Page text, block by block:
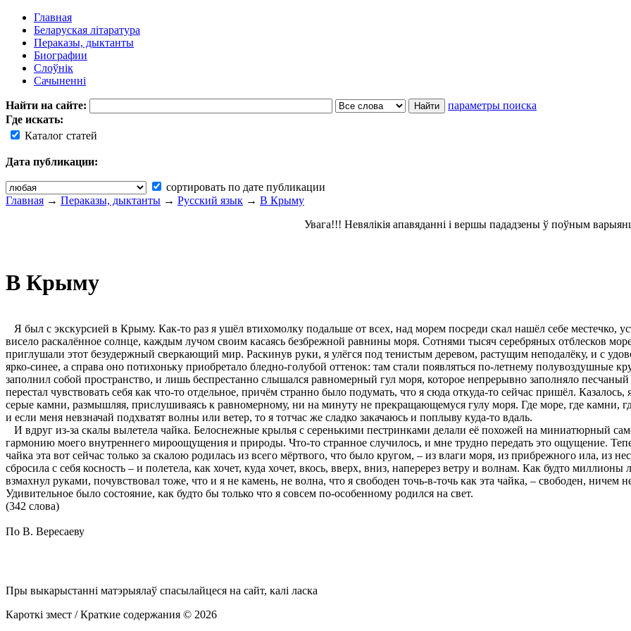
Главная
Беларуская літаратура
Пераказы, дыктанты
Биографии
Слоўнік
Сачыненні
Найти на сайте:
параметры поиска
Где искать:
Каталог статей
Дата публикации:
сортировать по дате публикации
Главная → Пераказы, дыктанты → Русский язык → В Крыму
Увага!!! Невялікія апавяданні і вершы пададзены ў поўным
В Крыму
Я был с экскурсией в Крыму. Как-то раз я ушёл втихомолку подальше от всех, над морем посреди скал нашёл себе местечко,
висело раскалённое солнце, каждым лучом своим касаясь безбрежной равнины моря. Сотнями тысяч серебряных отблесков
приглушали этот безудержный сверкающий мир. Раскинув руки, я улёгся под тенистым деревом, растущим неподалёку, и с
ярко-синее, а справа оно потихоньку приобретало бледно-голубой оттенок: там стали появляться по-летнему полувоздушные
заполнил собой пространство, и лишь беспрестанно слышался равномерный гул моря, которое непрерывно заполняло
перестал чувствовать себя как что-то отдельное, причём странно было подумать, что я сюда откуда-то сейчас пришёл.
серые камни, размышляя, прислушиваясь к равномерному, ни на минуту не прекращающемуся гулу моря. Где море, где камни,
и если меня невзначай подхватят волны или ветер, то я тотчас же сладко закачаюсь и поплыву куда-то вдаль.
И вдруг из-за скалы вылетела чайка. Белоснежные крылья с серенькими пестринками делали её похожей на миниатюрный
гармонию моего внутреннего мироощущения и природы. Что-то странное случилось, и мне трудно передать это ощущение.
чайка эта вот сейчас только за скалою родилась из всего мёртвого, что было кругом, – из влаги моря, из прибрежного ила, из
сбросила с себя косность – и полетела, как хочет, куда хочет, вкось, вверх, вниз, наперерез ветру и волнам. Как будто
взмахнул руками, почувствовал тоже, что и я не камень, не волна, что я свободен точь-в-точь как эта чайка, – свободен,
Удивительное было состояние, как будто бы только что я совсем по-особенному родился на свет.
(342 слова)
По В. Вересаеву
Пры выкарыстанні матэрыялаў спасылайцеся на сайт, калі ласка
Кароткі змест / Краткие содержания © 2026